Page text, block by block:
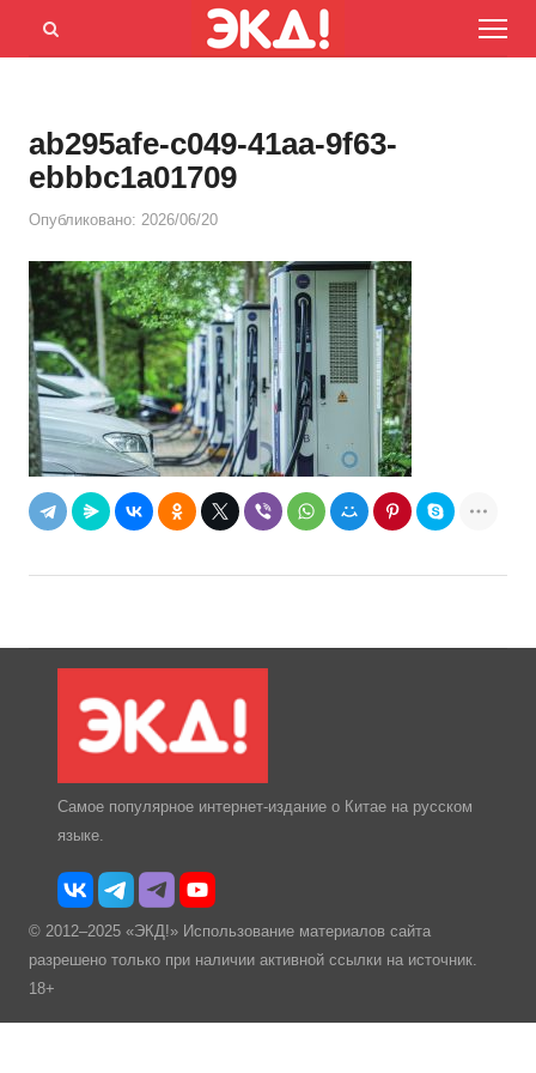
Menu
Открыть
ab295afe-c049-41aa-9f63-
ebbbc1a01709
Опубликовано: 2026/06/20
Самое популярное интернет-издание о Китае на русском
языке.
© 2012–2025 «ЭКД!» Использование материалов сайта
разрешено только при наличии активной ссылки на источник.
18+